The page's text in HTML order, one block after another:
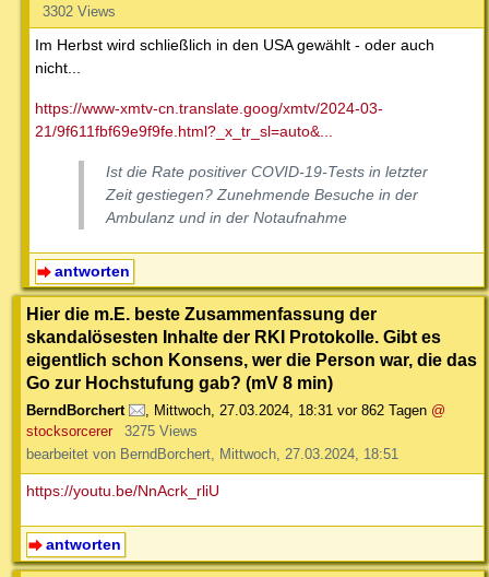
3302 Views
Im Herbst wird schließlich in den USA gewählt - oder auch
nicht...
https://www-xmtv-cn.translate.goog/xmtv/2024-03-
21/9f611fbf69e9f9fe.html?_x_tr_sl=auto&...
Ist die Rate positiver COVID-19-Tests in letzter
Zeit gestiegen? Zunehmende Besuche in der
Ambulanz und in der Notaufnahme
antworten
Hier die m.E. beste Zusammenfassung der
skandalösesten Inhalte der RKI Protokolle. Gibt es
eigentlich schon Konsens, wer die Person war, die das
Go zur Hochstufung gab? (mV 8 min)
BerndBorchert , Mittwoch, 27.03.2024, 18:31 vor 862 Tagen @
stocksorcerer
3275 Views
bearbeitet von BerndBorchert, Mittwoch, 27.03.2024, 18:51
https://youtu.be/NnAcrk_rliU
antworten